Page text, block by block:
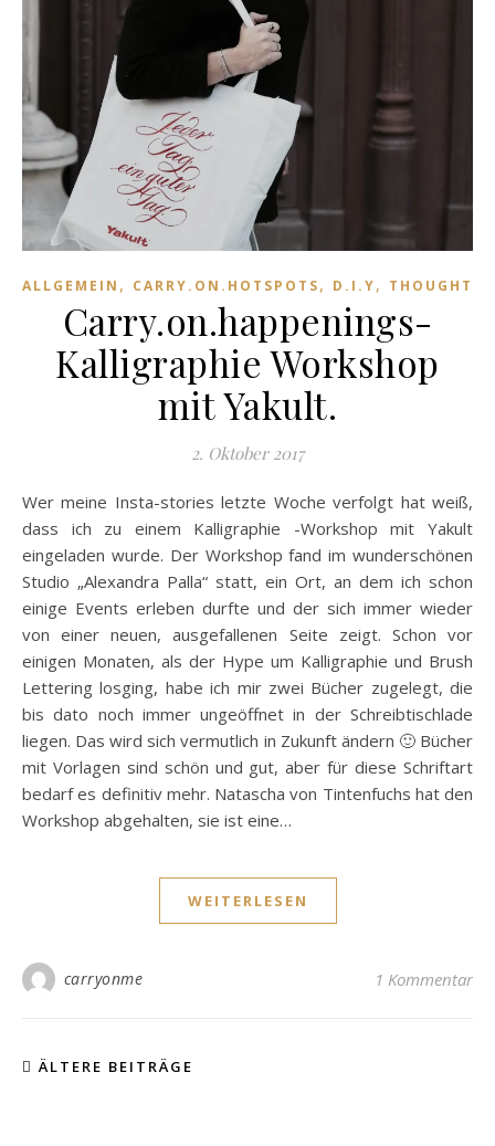
ALLGEMEIN , CARRY.ON.HOTSPOTS, D.I.Y,
Carry.on.happenings-
Kalligraphie Workshop
mit Yakult.
2. Oktober 2017
Wer meine Insta-stories letzte Woche verfolgt hat weiß,
dass ich zu einem Kalligraphie -Workshop mit Yakult
eingeladen wurde. Der Workshop fand im wunderschönen
Studio „Alexandra Palla“ statt, ein Ort, an dem ich schon
einige Events erleben durfte und der sich immer wieder
von einer neuen, ausgefallenen Seite zeigt. Schon vor
einigen Monaten, als der Hype um Kalligraphie und Brush
Lettering losging, habe ich mir zwei Bücher zugelegt, die
bis dato noch immer ungeöffnet in der Schreibtischlade
liegen. Das wird sich vermutlich in Zukunft ändern 🙂 Bücher
mit Vorlagen sind schön und gut, aber für diese Schriftart
bedarf es definitiv mehr. Natascha von Tintenfuchs hat den
Workshop abgehalten, sie ist eine…
WEITERLESEN
carryonme 1 Kommentar
ÄLTERE BEITRÄGE